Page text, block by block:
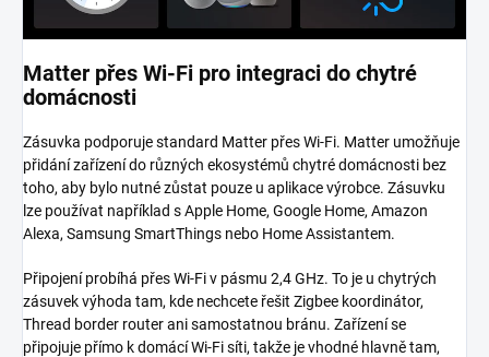
Matter přes Wi-Fi pro integraci do chytré
domácnosti
Zásuvka podporuje standard Matter přes Wi-Fi. Matter umožňuje
přidání zařízení do různých ekosystémů chytré domácnosti bez
toho, aby bylo nutné zůstat pouze u aplikace výrobce. Zásuvku
lze používat například s Apple Home, Google Home, Amazon
Alexa, Samsung SmartThings nebo Home Assistantem.
Připojení probíhá přes Wi-Fi v pásmu 2,4 GHz. To je u chytrých
zásuvek výhoda tam, kde nechcete řešit Zigbee koordinátor,
Thread border router ani samostatnou bránu. Zařízení se
připojuje přímo k domácí Wi-Fi síti, takže je vhodné hlavně tam,